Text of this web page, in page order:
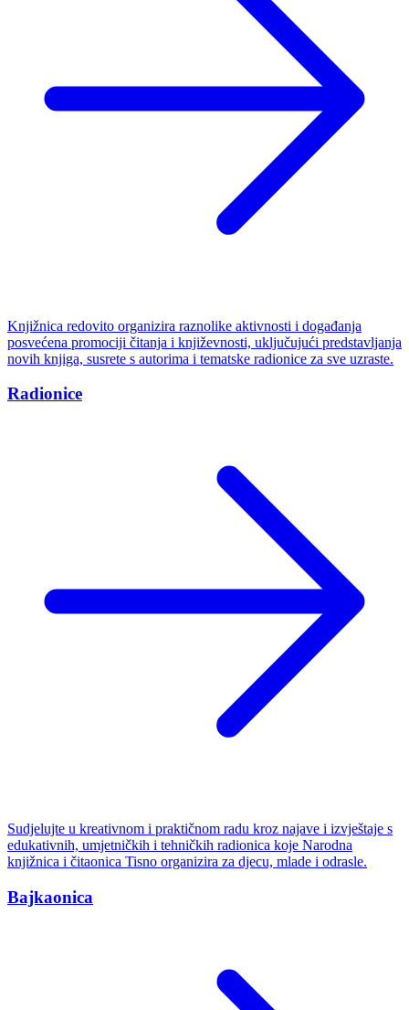
Knjižnica redovito organizira raznolike aktivnosti i događanja
posvećena promociji čitanja i književnosti, uključujući predstavljanja
novih knjiga, susrete s autorima i tematske radionice za sve uzraste.
Radionice
Sudjelujte u kreativnom i praktičnom radu kroz najave i izvještaje s
edukativnih, umjetničkih i tehničkih radionica koje Narodna
knjižnica i čitaonica Tisno organizira za djecu, mlade i odrasle.
Bajkaonica